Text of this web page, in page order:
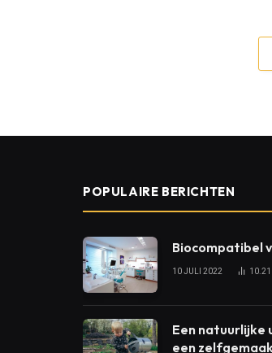
POPULAIRE BERICHTEN
Biocompatibel
10 JULI 2022
Een
een